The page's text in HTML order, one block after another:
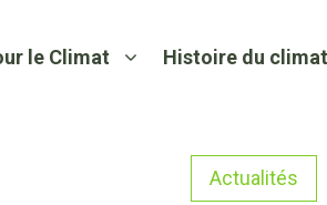
le Climat Histoire du climat
Actualités